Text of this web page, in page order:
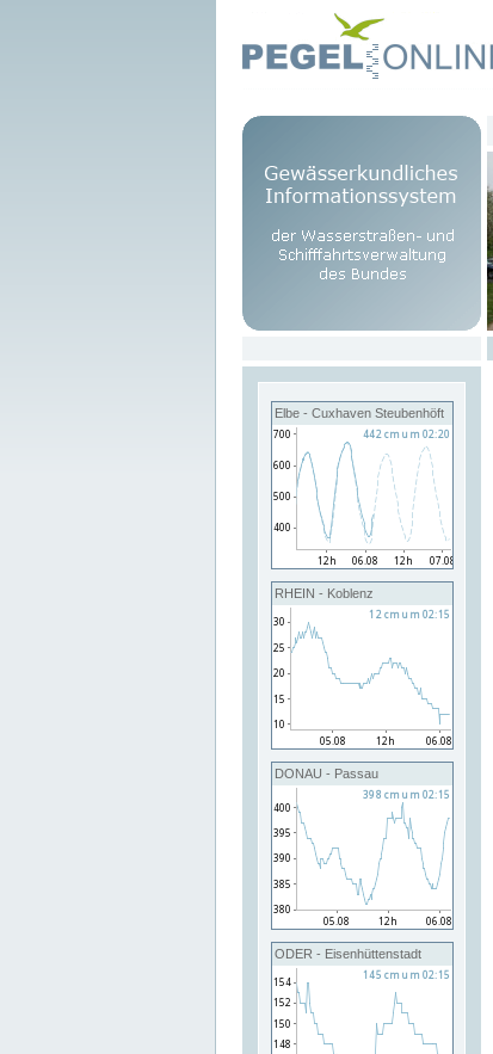
Elbe - Cuxhaven Steubenhöft
RHEIN - Koblenz
DONAU - Passau
ODER - Eisenhüttenstadt